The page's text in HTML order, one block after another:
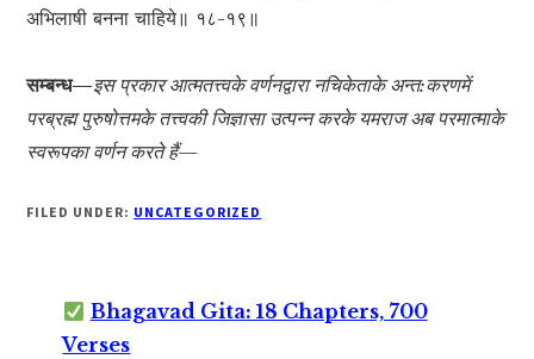
अभिलाषी बनना चाहिये॥ १८-१९॥
सम्बन्ध—इस प्रकार आत्मतत्त्वके वर्णनद्वारा नचिकेताके अन्त:करणमें
परब्रह्म पुरुषोत्तमके तत्त्वकी जिज्ञासा उत्पन्न करके यमराज अब परमात्माके
स्वरूपका वर्णन करते हैं—
FILED UNDER: UNCATEGORIZED
Bhagavad Gita: 18 Chapters, 700
Verses